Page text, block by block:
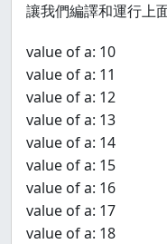
讓我們編譯和運行上
value of a: 10
value of a: 11
value of a: 12
value of a: 13
value of a: 14
value of a: 15
value of a: 16
value of a: 17
value of a: 18